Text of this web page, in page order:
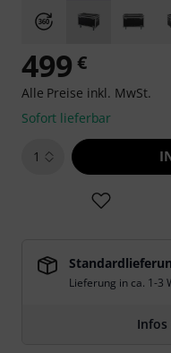
499 €
Alle Preise inkl. MwSt.
Sofort lieferbar
1
Lieferung in ca. 1-3
Infos